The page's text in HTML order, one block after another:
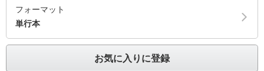
フォーマット
単行本
お気に入りに登録